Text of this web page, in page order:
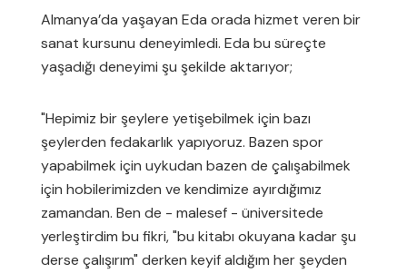
Almanya’da yaşayan Eda orada hizmet veren bir
sanat kursunu deneyimledi. Eda bu süreçte
yaşadığı deneyimi şu şekilde aktarıyor;
"Hepimiz bir şeylere yetişebilmek için bazı
şeylerden fedakarlık yapıyoruz. Bazen spor
yapabilmek için uykudan bazen de çalışabilmek
için hobilerimizden ve kendimize ayırdığımız
zamandan. Ben de - malesef - üniversitede
yerleştirdim bu fikri, "bu kitabı okuyana kadar şu
derse çalışırım" derken keyif aldığım her şeyden